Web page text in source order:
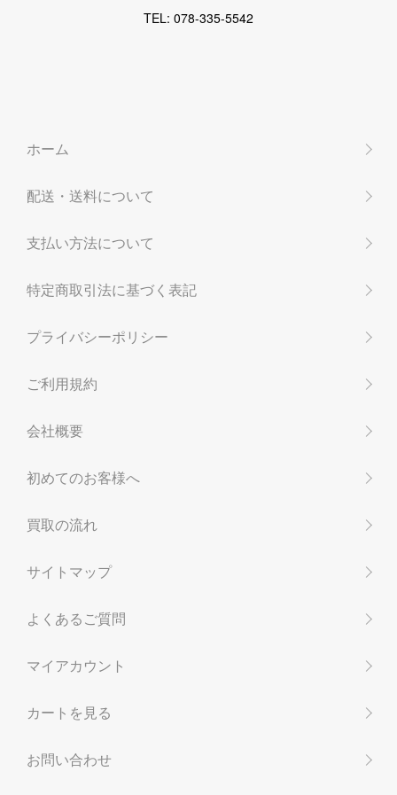
TEL: 078-335-5542
ホーム
配送・送料について
支払い方法について
特定商取引法に基づく表記
プライバシーポリシー
ご利用規約
会社概要
初めてのお客様へ
買取の流れ
サイトマップ
よくあるご質問
マイアカウント
カートを見る
お問い合わせ